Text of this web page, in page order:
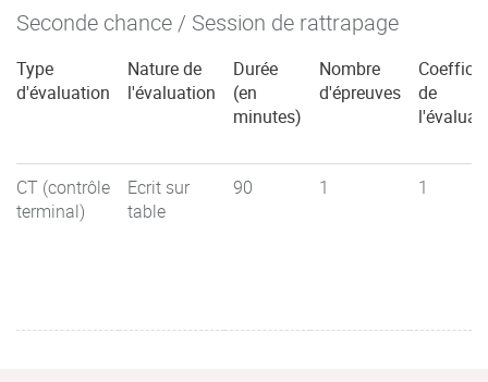
Seconde chance / Session de rattrapage
Type
d'évaluation
Nature de
l'évaluation
Durée
(en
minutes)
Nombre
d'épreuves
de
CT (contrôle
terminal)
Ecrit sur
table
90 1 1